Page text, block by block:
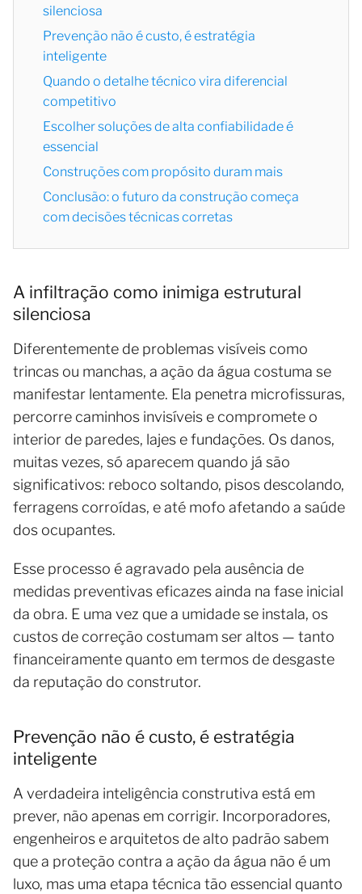
silenciosa
Prevenção não é custo, é estratégia
inteligente
Quando o detalhe técnico vira diferencial
competitivo
Escolher soluções de alta confiabilidade é
essencial
Construções com propósito duram mais
Conclusão: o futuro da construção começa
com decisões técnicas corretas
A infiltração como inimiga estrutural
silenciosa
Diferentemente de problemas visíveis como
trincas ou manchas, a ação da água costuma se
manifestar lentamente. Ela penetra microfissuras,
percorre caminhos invisíveis e compromete o
interior de paredes, lajes e fundações. Os danos,
muitas vezes, só aparecem quando já são
significativos: reboco soltando, pisos descolando,
ferragens corroídas, e até mofo afetando a saúde
dos ocupantes.
Esse processo é agravado pela ausência de
medidas preventivas eficazes ainda na fase inicial
da obra. E uma vez que a umidade se instala, os
custos de correção costumam ser altos — tanto
financeiramente quanto em termos de desgaste
da reputação do construtor.
Prevenção não é custo, é estratégia
inteligente
A verdadeira inteligência construtiva está em
prever, não apenas em corrigir. Incorporadores,
engenheiros e arquitetos de alto padrão sabem
que a proteção contra a ação da água não é um
luxo, mas uma etapa técnica tão essencial quanto